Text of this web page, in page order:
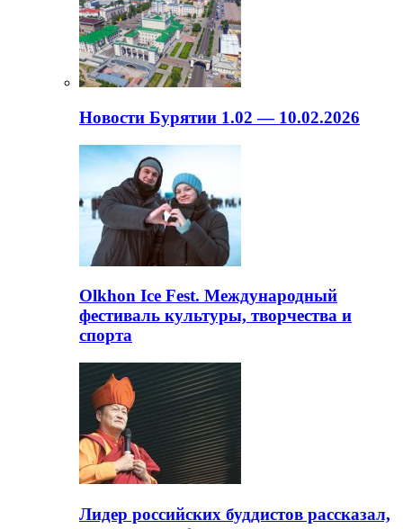
Новости Бурятии 1.02 — 10.02.2026
Olkhon Ice Fest. Международный
фестиваль культуры, творчества и
спорта
Лидер российских буддистов рассказал,